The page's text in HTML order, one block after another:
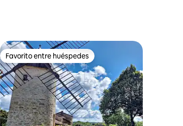
Favorito entre huéspedes
Favorito entre huéspedes